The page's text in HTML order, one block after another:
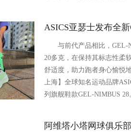
ASICS亚瑟士发布全
与前代产品相比，GEL-
20多克，在保持其标志性柔
舒适度，助力跑者身心愉
上海】全球知名运动品牌
列旗舰鞋款GEL-NIMBUS
阿维塔小塔网球俱乐